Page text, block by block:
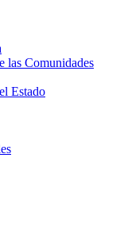
las Comunidades
Estado